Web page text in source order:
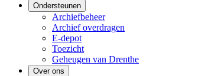
Ondersteunen
Archiefbeheer
Archief overdragen
E-depot
Toezicht
Geheugen van Drenthe
Over ons